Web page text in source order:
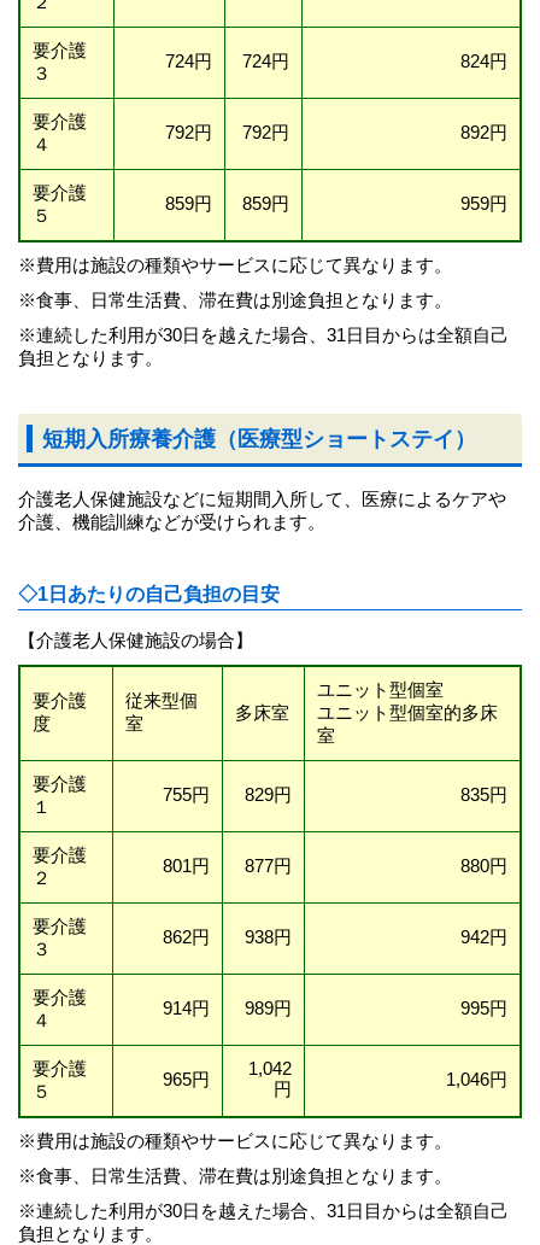
要介護
３
724円 724円 824円
要介護
４
792円 792円 892円
要介護
５
859円 859円 959円
※費用は施設の種類やサービスに応じて異なります。
※食事、日常生活費、滞在費は別途負担となります。
※連続した利用が30日を越えた場合、31日目からは全額自己
負担となります。
短期入所療養介護（医療型ショートステイ）
介護老人保健施設などに短期間入所して、医療によるケアや
介護、機能訓練などが受けられます。
◇1日あたりの自己負担の目安
【介護老人保健施設の場合】
要介護
度
従来型個
室
多床室
ユニット型個室
ユニット型個室的多床
室
要介護
１
755円 829円 835円
要介護
２
801円 877円 880円
要介護
３
862円 938円 942円
要介護
４
914円 989円 995円
要介護
５
965円
1,042
円
1,046円
※費用は施設の種類やサービスに応じて異なります。
※食事、日常生活費、滞在費は別途負担となります。
※連続した利用が30日を越えた場合、31日目からは全額自己
負担となります。